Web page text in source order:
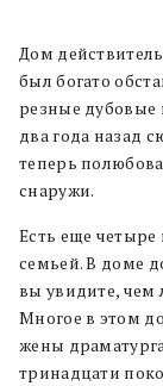
Дом
был богато
резные дубовые
два года назад
теперь
снаружи.
Есть еще четыре
семьей. В доме
вы увидите, чем
Многое в этом
жены
тринадцати